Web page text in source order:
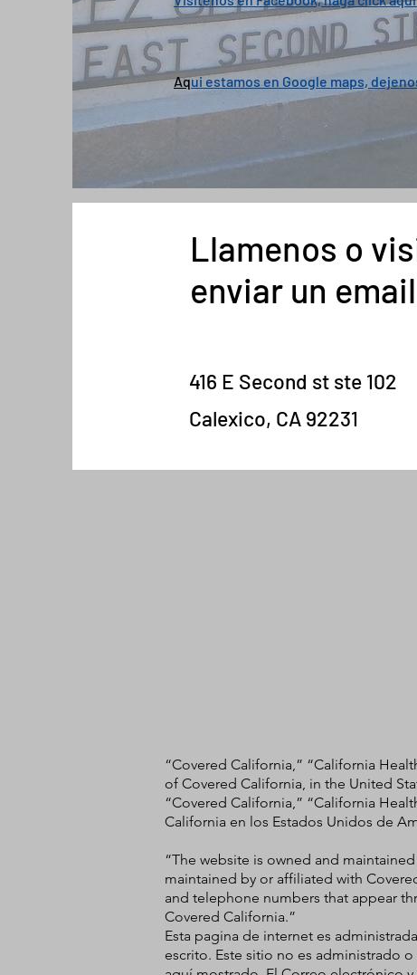
Aqui estamos en Google maps,
Llamenos o
enviar un
416 E Second st ste 102
Calexico, CA 92231
“Covered California,” “California
of Covered California, in the United
“Covered California,” “California
California en los Estados Unidos de
“The website is owned and
maintained by or affiliated with
and telephone numbers that appear
Covered California.”
Esta pagina de internet es
escrito. Este sitio no es administrado